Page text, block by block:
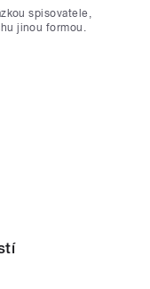
spisovatele,
jinou formou.